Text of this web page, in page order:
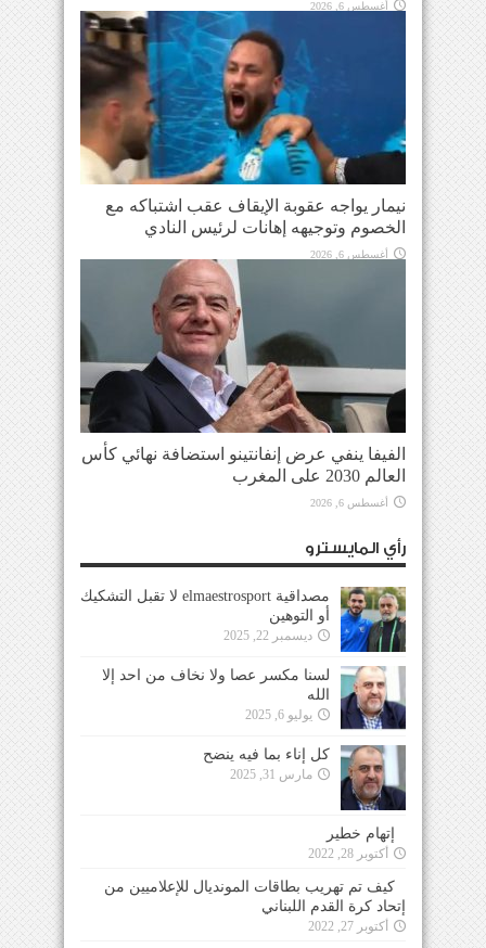
أغسطس 6, 2026
نيمار يواجه عقوبة الإيقاف عقب اشتباكه مع
الخصوم وتوجيهه إهانات لرئيس النادي
أغسطس 6, 2026
الفيفا ينفي عرض إنفانتينو استضافة نهائي كأس
العالم 2030 على المغرب
أغسطس 6, 2026
رأي المايسترو
مصداقية elmaestrosport لا تقبل التشكيك
أو التوهين
ديسمبر 22, 2025
لسنا مكسر عصا ولا نخاف من احد إلا
الله
يوليو 6, 2025
كل إناء بما فيه ينضح
مارس 31, 2025
إتهام خطير
أكتوبر 28, 2022
كيف تم تهريب بطاقات المونديال للإعلاميين من
إتحاد كرة القدم اللبناني
أكتوبر 27, 2022